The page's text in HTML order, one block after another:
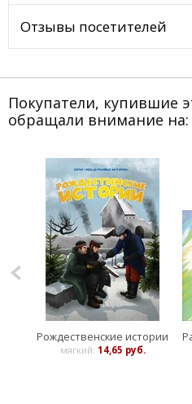
Отзывы посетителей
Покупатели, купившие
обращали внимание на:
Рождественские истории
мягкий: 14,65 руб.